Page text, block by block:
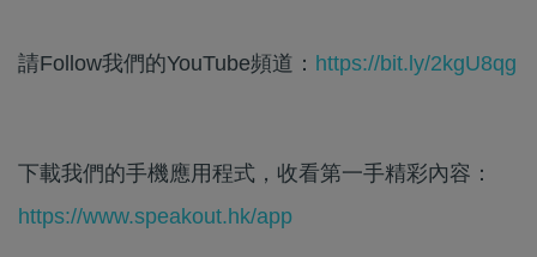
請Follow我們的YouTube頻道： https://bit.ly/2kgU8qg
下載我們的手機應用程式，收看第一手精彩內容：
https://www.speakout.hk/app